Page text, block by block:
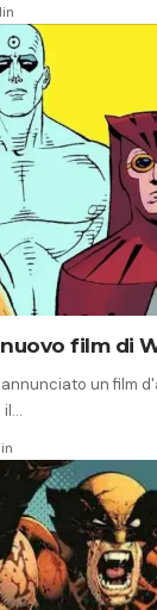
film di
un film
il…